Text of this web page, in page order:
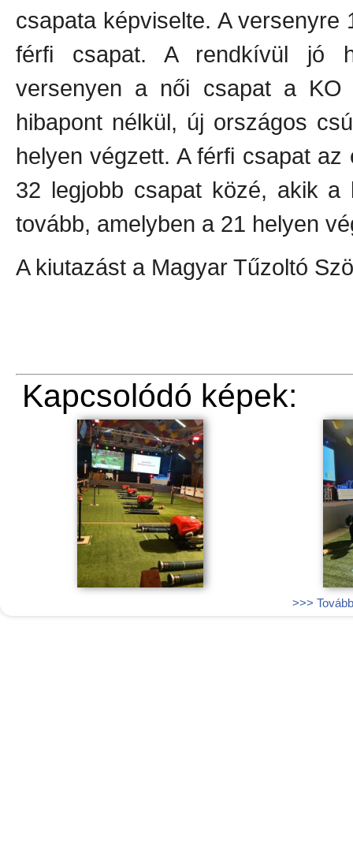
csapata képviselte. A
férfi csapat. A rendkívül jó
versenyen a női csapat a KO
hibapont nélkül, új országos
helyen végzett. A férfi csapat
32 legjobb csapat közé, akik a
tovább, amelyben a 21 helyen
A kiutazást a Magyar Tűzoltó
Kapcsolódó képek:
>>>